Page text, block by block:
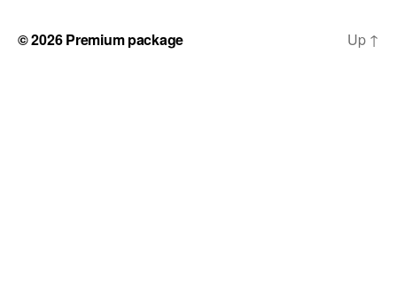
© 2026Premium package Up ↑